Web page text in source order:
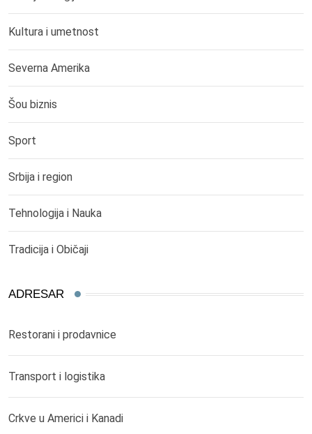
Kultura i umetnost
Severna Amerika
Šou biznis
Sport
Srbija i region
Tehnologija i Nauka
Tradicija i Običaji
ADRESAR
Restorani i prodavnice
Transport i logistika
Crkve u Americi i Kanadi